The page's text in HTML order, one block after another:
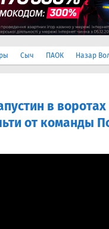
Сыч ПАОК Назар
в
от команды